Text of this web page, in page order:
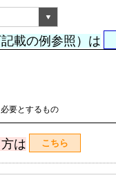
載の例参照）は
要とするもの
は こちら